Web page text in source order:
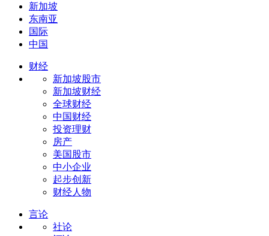
新加坡
东南亚
国际
中国
财经
新加坡股市
新加坡财经
全球财经
中国财经
投资理财
房产
美国股市
中小企业
起步创新
财经人物
言论
社论